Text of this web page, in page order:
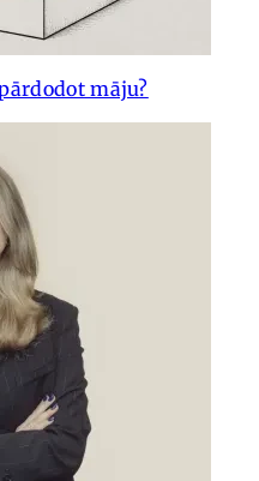
māju?